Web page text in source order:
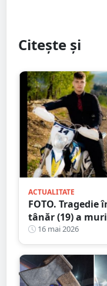
Citește și
ACTUALITATE
FOTO.
tânăr (19) a
prăpastie
16 mai 2026